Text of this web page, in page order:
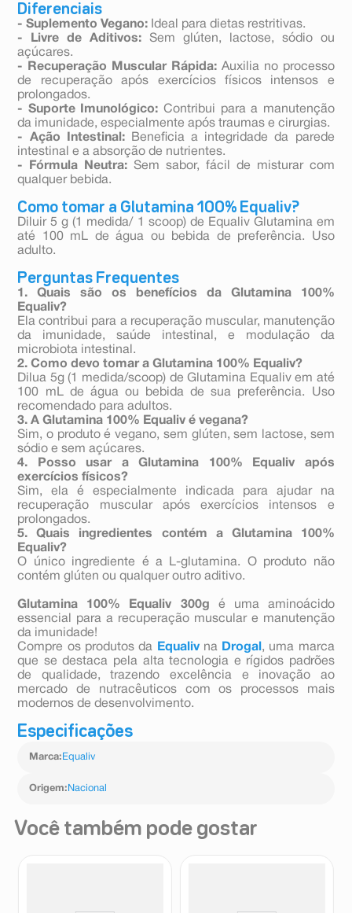
Diferenciais
- Suplemento Vegano: Ideal para dietas restritivas.
- Livre de Aditivos: Sem glúten, lactose, sódio ou
açúcares.
- Recuperação Muscular Rápida: Auxilia no processo
de recuperação após exercícios físicos intensos e
prolongados.
- Suporte Imunológico: Contribui para a manutenção
da imunidade, especialmente após traumas e cirurgias.
- Ação Intestinal:Beneficia a integridade da parede
intestinal e a absorção de nutrientes.
- Fórmula Neutra: Sem sabor, fácil de misturar com
qualquer bebida.
Como tomar a Glutamina 100% Equaliv?
Diluir 5 g (1 medida/ 1 scoop) de Equaliv Glutamina em
até 100 mL de água ou bebida de preferência. Uso
adulto.
Perguntas Frequentes
1. Quais são os benefícios da Glutamina 100%
Equaliv?
Ela contribui para a recuperação muscular, manutenção
da imunidade, saúde intestinal, e modulação da
microbiota intestinal.
2. Como devo tomar a Glutamina 100% Equaliv?
Dilua 5g (1 medida/scoop) de Glutamina Equaliv em até
100 mL de água ou bebida de sua preferência. Uso
recomendado para adultos.
3. A Glutamina 100% Equaliv é vegana?
Sim, o produto é vegano, sem glúten, sem lactose, sem
sódio e sem açúcares.
4. Posso usar a Glutamina 100% Equaliv após
exercícios físicos?
Sim, ela é especialmente indicada para ajudar na
recuperação muscular após exercícios intensos e
prolongados.
5. Quais ingredientes contém a Glutamina 100%
Equaliv?
O único ingrediente é a L-glutamina. O produto não
contém glúten ou qualquer outro aditivo.
Glutamina 100% Equaliv 300g é uma aminoácido
essencial para a recuperação muscular e manutenção
da imunidade!
Compre os produtos da
Equaliv na Drogal , uma marca
que se destaca pela alta tecnologia e rígidos padrões
de qualidade, trazendo excelência e inovação ao
mercado de nutracêuticos com os processos mais
modernos de desenvolvimento.
Especificações
Marca: Equaliv
Origem: Nacional
Você também pode gostar